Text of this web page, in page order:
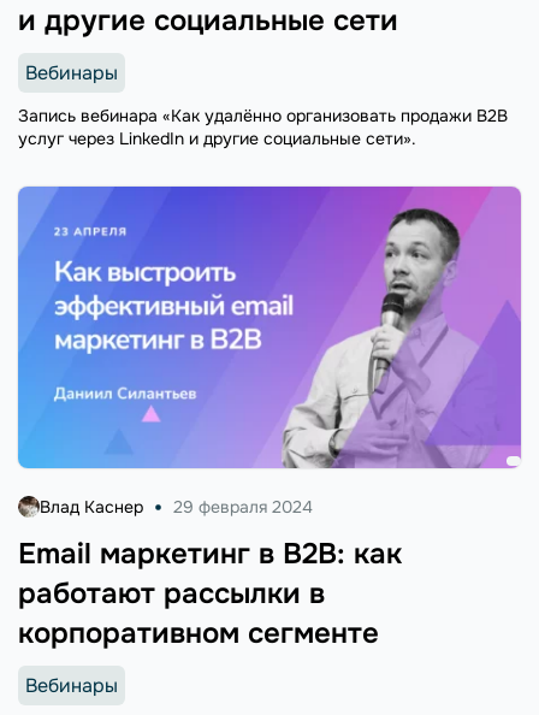
и другие социальные сети
Вебинары
Запись вебинара «Как удалённо организовать продажи B2B
услуг через LinkedIn и другие социальные сети».
Email маркетинг в B2B: как
работают рассылки в
корпоративном сегменте
Влад Каснер 29 февраля 2024
Вебинары